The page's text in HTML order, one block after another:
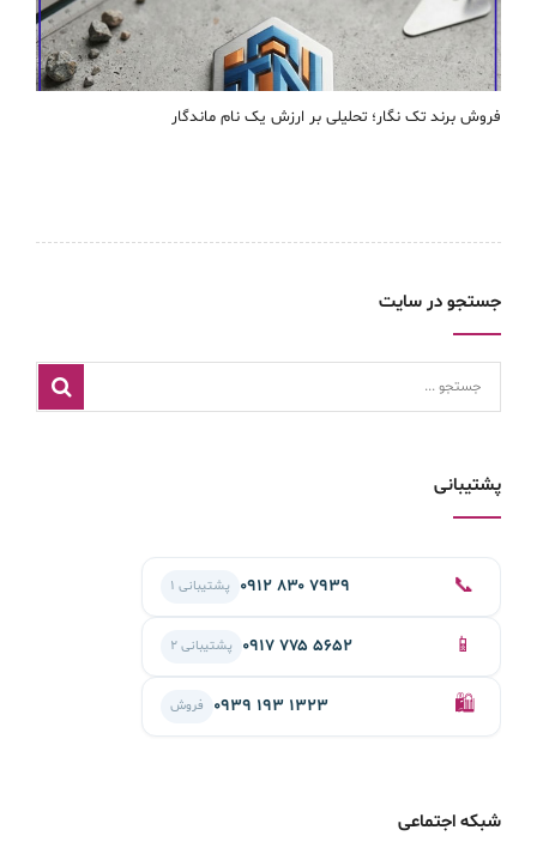
فروش برند تک نگار؛ تحلیلی بر ارزش یک نام ماندگار
جستجو در سایت
پشتیبانی
📞 ۰۹۱۲ ۸۳۰ ۷۹۳۹ پشتیبانی ۱
📱 ۰۹۱۷ ۷۷۵ ۵۶۵۲ پشتیبانی ۲
🛍️ ۰۹۳۹ ۱۹۳ ۱۳۲۳ فروش
شبکه اجتماعی